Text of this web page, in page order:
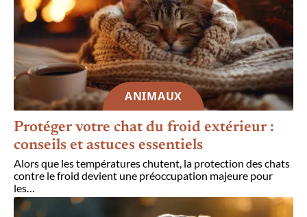
ANIMAUX
Protéger votre chat du froid extérieur :
conseils et astuces essentiels
Alors que les températures chutent, la protection des chats
contre le froid devient une préoccupation majeure pour
les…